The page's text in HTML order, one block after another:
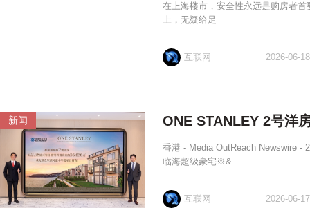
在上海楼市，安全性永远是购房者首
上，无疑给足
互联网 2026-06-18
新闻 ONE STANLEY 2号洋
香港 - Media OutReach Newswire -
临海超级豪宅※&
互联网 2026-06-17